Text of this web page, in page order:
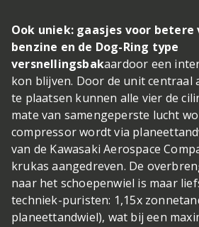
Ook uniek: gaasjes voor betere
benzine en de Dog-Ring type
versnellingsbakaardoor een
kon blijven. Door de unit centraal
te plaatsen kunnen alle vier de
mate van samengeperste lucht
compressor wordt via
van de Kawasaki Aerospace
krukas aangedreven. De
naar het schoepenwiel is maar
techniek-puristen: 1,15x
planeettandwiel), wat bij een